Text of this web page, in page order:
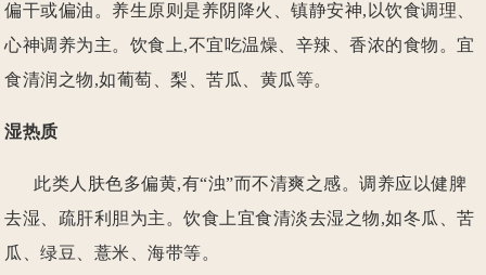
偏干或偏油。养生原则是养阴降火、镇静安神,以饮食调理、
心神调养为主。饮食上,不宜吃温燥、辛辣、香浓的食物。宜
食清润之物,如葡萄、梨、苦瓜、黄瓜等。
湿热质
此类人肤色多偏黄,有“浊”而不清爽之感。调养应以健脾
去湿、疏肝利胆为主。饮食上宜食清淡去湿之物,如冬瓜、苦
瓜、绿豆、薏米、海带等。